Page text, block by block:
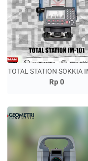
TOTAL STATION SOKKIA
Rp 0